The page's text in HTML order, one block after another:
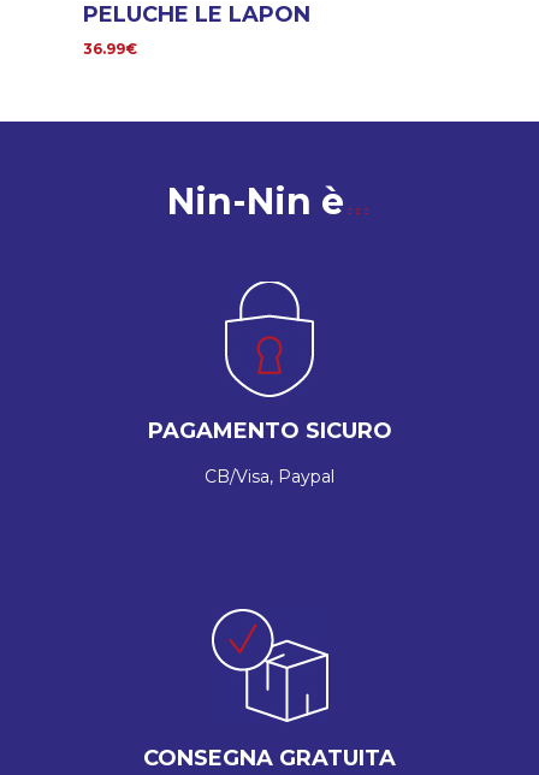
PELUCHE LE LAPON
36.99€
Nin-Nin è
PAGAMENTO SICURO
CB/Visa, Paypal
CONSEGNA GRATUITA